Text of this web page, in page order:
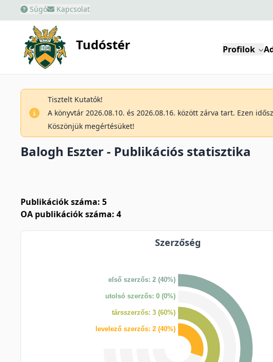
Súgó Kapcsolat
Tudóstér Profilok
Tisztelt Kutatók!
A könyvtár 2026.08.10. és 2026.08.16. között zárva tart. Ezen
Köszönjük megértésüket!
Balogh Eszter - Publikációs statisztika
Publikációk száma: 5
OA publikációk száma: 4
Szerzőség
első szerzős: 2 (40%)
utolsó szerzős: 0 (0%)
társszerzős: 3 (60%)
levelező szerzős: 2 (40%)